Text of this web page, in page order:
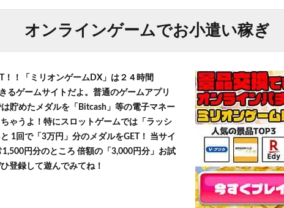
オンラインゲームでお小遣い稼ぎ
！！「ミリオンゲームDX」は２４時間
るゲームサイトだよ。普通のゲームアプリ
貯めたメダルを「Bitcash」等の電子マネー
ゃうよ！特にスロットゲームでは「ラッシ
1回で「3万円」分のメダルをGET！ 当サイ
1,500円分のところ 倍額の「3,000円分」お試
登録して遊んでみてね！